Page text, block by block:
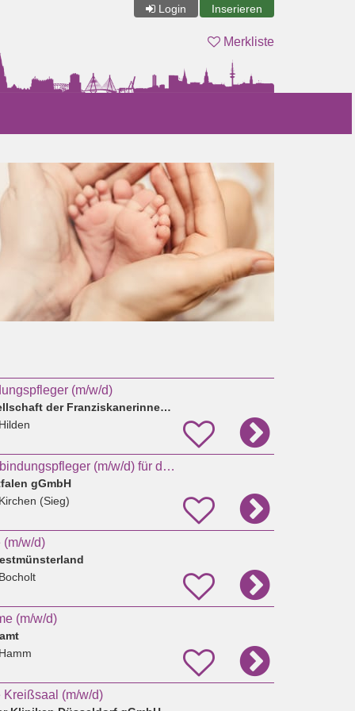
Login Inserieren
Merkliste
(m/w/d)
Gemeinnützige Gesellschaft der Franziskanerinnen zu Olpe mbH
Hebamme oder Entbindungspfleger (m/w/d) für das Kreißsaal-Team in Kirchen
gGmbH
(Sieg)
(m/w/d)
(m/w/d)
(m/w/d)